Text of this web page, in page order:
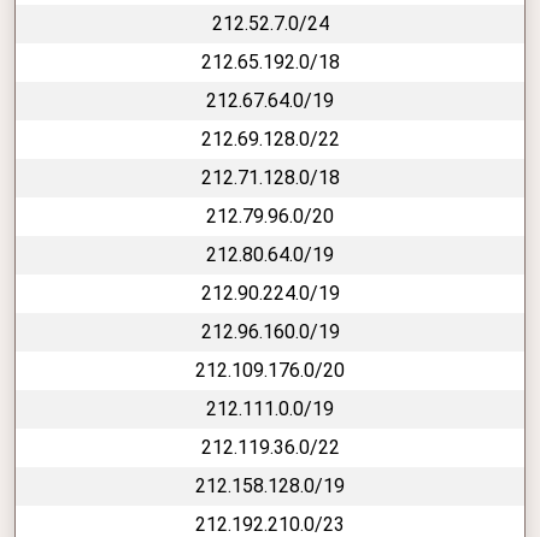
212.52.7.0/24
212.65.192.0/18
212.67.64.0/19
212.69.128.0/22
212.71.128.0/18
212.79.96.0/20
212.80.64.0/19
212.90.224.0/19
212.96.160.0/19
212.109.176.0/20
212.111.0.0/19
212.119.36.0/22
212.158.128.0/19
212.192.210.0/23